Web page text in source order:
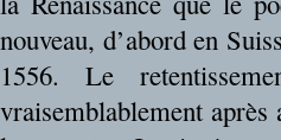
nouveau, d’abord en
1556. Le
vraisemblablement